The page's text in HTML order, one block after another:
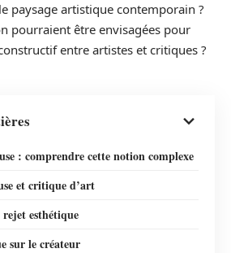
paysage artistique contemporain ?
pourraient être envisagées pour
entre artistes et critiques ?
: comprendre cette notion complexe
et critique d’art
rejet esthétique
sur le créateur